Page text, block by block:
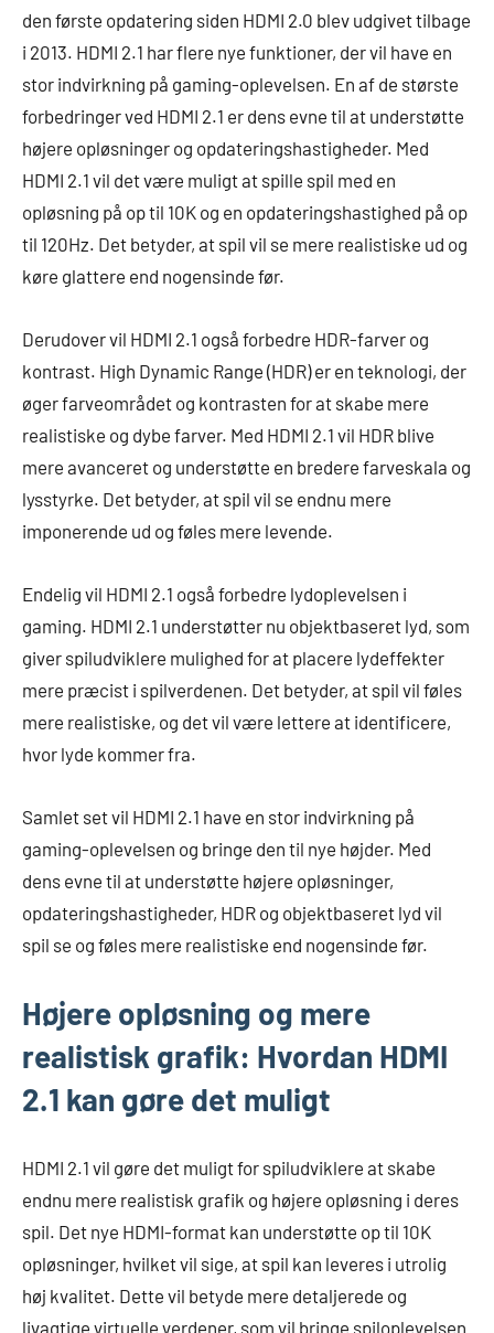
den første opdatering siden HDMI 2.0 blev udgivet tilbage
i 2013. HDMI 2.1 har flere nye funktioner, der vil have en
stor indvirkning på gaming-oplevelsen. En af de største
forbedringer ved HDMI 2.1 er dens evne til at understøtte
højere opløsninger og opdateringshastigheder. Med
HDMI 2.1 vil det være muligt at spille spil med en
opløsning på op til 10K og en opdateringshastighed på op
til 120Hz. Det betyder, at spil vil se mere realistiske ud og
køre glattere end nogensinde før.
Derudover vil HDMI 2.1 også forbedre HDR-farver og
kontrast. High Dynamic Range (HDR) er en teknologi, der
øger farveområdet og kontrasten for at skabe mere
realistiske og dybe farver. Med HDMI 2.1 vil HDR blive
mere avanceret og understøtte en bredere farveskala og
lysstyrke. Det betyder, at spil vil se endnu mere
imponerende ud og føles mere levende.
Endelig vil HDMI 2.1 også forbedre lydoplevelsen i
gaming. HDMI 2.1 understøtter nu objektbaseret lyd, som
giver spiludviklere mulighed for at placere lydeffekter
mere præcist i spilverdenen. Det betyder, at spil vil føles
mere realistiske, og det vil være lettere at identificere,
hvor lyde kommer fra.
Samlet set vil HDMI 2.1 have en stor indvirkning på
gaming-oplevelsen og bringe den til nye højder. Med
dens evne til at understøtte højere opløsninger,
opdateringshastigheder, HDR og objektbaseret lyd vil
spil se og føles mere realistiske end nogensinde før.
Højere opløsning og mere
realistisk grafik: Hvordan HDMI
2.1 kan gøre det muligt
HDMI 2.1 vil gøre det muligt for spiludviklere at skabe
endnu mere realistisk grafik og højere opløsning i deres
spil. Det nye HDMI-format kan understøtte op til 10K
opløsninger, hvilket vil sige, at spil kan leveres i utrolig
høj kvalitet. Dette vil betyde mere detaljerede og
livagtige virtuelle verdener, som vil bringe spiloplevelsen